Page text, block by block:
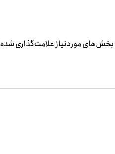
بخش‌های موردنیاز علامت‌گذاری